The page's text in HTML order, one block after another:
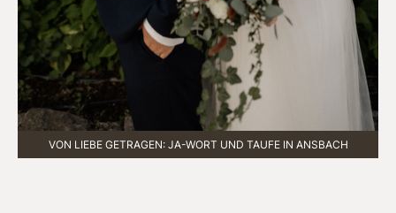
VON LIEBE GETRAGEN: JA-WORT UND TAUFE IN ANSBACH